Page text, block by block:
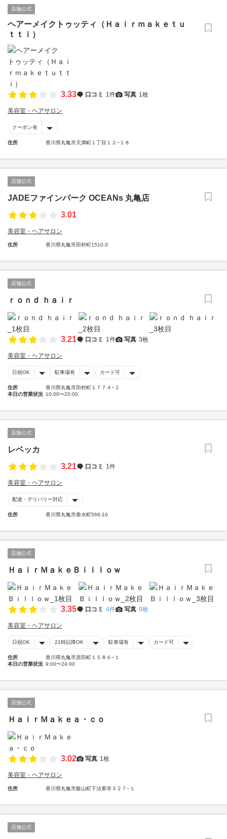
店舗公式
ヘアーメイクトゥッティ（Ｈａｉｒｍａｋｅｔｕ
ｔｔｉ）
3.33 口コミ 1件 写真 1枚
美容室・ヘアサロン
クーポン有
住所 香川県丸亀市天満町１丁目１２−１８
店舗公式
JADEファインパーク OCEANs 丸亀店
3.01
美容室・ヘアサロン
住所 香川県丸亀市田村町1510-3
店舗公式
ｒｏｎｄ ｈａｉｒ
3.21 口コミ 1件 写真 3枚
美容室・ヘアサロン
日祝OK 駐車場有 カード可
住所
香川県丸亀市田村町１７７４−２
本日の営業状況 10:00〜20:00
店舗公式
レベッカ
3.21
口コミ 1件
美容室・ヘアサロン
配達・デリバリー対応
住所 香川県丸亀市垂水町566-10
店舗公式
ＨａｉｒＭａｋｅＢｉｌｌｏｗ
3.35 口コミ 4件 写真 9枚
美容室・ヘアサロン
日祝OK 21時以降OK 駐車場有 カード可
住所
香川県丸亀市原田町１５８６−１
本日の営業状況 9:00〜24:00
店舗公式
ＨａｉｒＭａｋｅａ・ｃｏ
3.02 写真 1枚
美容室・ヘアサロン
住所 香川県丸亀市飯山町下法軍寺３２７−１
店舗公式